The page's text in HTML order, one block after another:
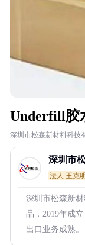
Underfill胶
深圳市松森新材料科技
深圳市
法人:王克明
深圳市松森新
品，2019年成
出口业务成熟。